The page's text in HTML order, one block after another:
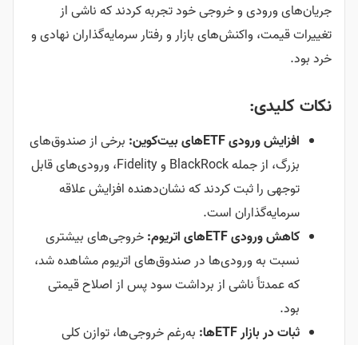
جریان‌های ورودی و خروجی خود تجربه کردند که ناشی از
تغییرات قیمت، واکنش‌های بازار و رفتار سرمایه‌گذاران نهادی و
خرد بود.
نکات کلیدی:
افزایش ورودی ETFهای بیت‌کوین:
برخی از صندوق‌های
بزرگ، از جمله BlackRock و Fidelity، ورودی‌های قابل
توجهی را ثبت کردند که نشان‌دهنده افزایش علاقه
سرمایه‌گذاران است.
کاهش ورودی ETFهای اتریوم:
خروجی‌های بیشتری
نسبت به ورودی‌ها در صندوق‌های اتریوم مشاهده شد،
که عمدتاً ناشی از برداشت سود پس از اصلاح قیمتی
بود.
ثبات در بازار ETFها:
به‌رغم خروجی‌ها، توازن کلی